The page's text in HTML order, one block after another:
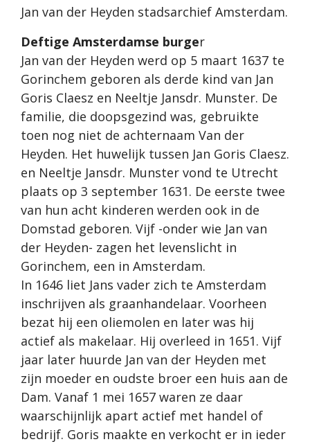
Jan van der Heyden stadsarchief Amsterdam.
Deftige Amsterdamse burger
Jan van der Heyden werd op 5 maart 1637 te
Gorinchem geboren als derde kind van Jan
Goris Claesz en Neeltje Jansdr. Munster. De
familie, die doopsgezind was, gebruikte
toen nog niet de achternaam Van der
Heyden. Het huwelijk tussen Jan Goris Claesz.
en Neeltje Jansdr. Munster vond te Utrecht
plaats op 3 september 1631. De eerste twee
van hun acht kinderen werden ook in de
Domstad geboren. Vijf -onder wie Jan van
der Heyden- zagen het levenslicht in
Gorinchem, een in Amsterdam.
In 1646 liet Jans vader zich te Amsterdam
inschrijven als graanhandelaar. Voorheen
bezat hij een oliemolen en later was hij
actief als makelaar. Hij overleed in 1651. Vijf
jaar later huurde Jan van der Heyden met
zijn moeder en oudste broer een huis aan de
Dam. Vanaf 1 mei 1657 waren ze daar
waarschijnlijk apart actief met handel of
bedrijf. Goris maakte en verkocht er in ieder